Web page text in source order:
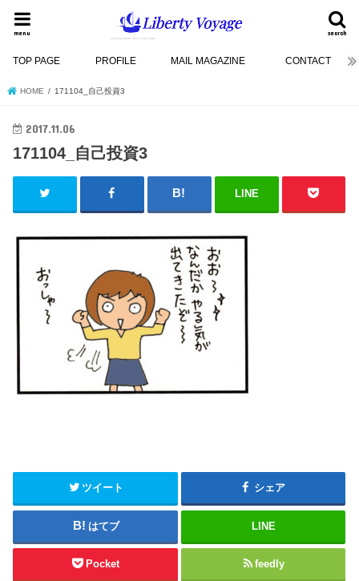
search
menu
TOP PAGE PROFILE MAIL MAGAZINE CONTACT
HOME 171104_自己投資3
2017.11.06
171104_自己投資3
LINE
ツイート シェア
はてブ LINE
Pocket feedly